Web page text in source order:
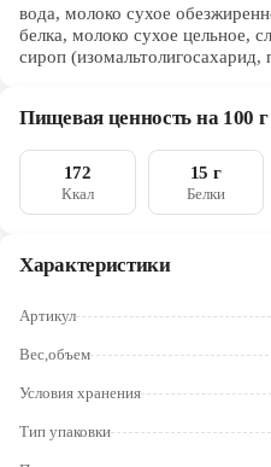
Рыбинск
Северодвинск
Череповец
Ярославль
вода, молоко сухое
белка, молоко сухое цельное,
сироп
лецитин), антиокислитель
наполнитель (лактоза),
(пищевые волокна из цикория),
диглицериды жирных кислот),
Пищевая ценность на 100 г
172
Ккал
15 г
Белки
Характеристики
Артикул
Вес,объем
Условия хранения
Тип упаковки